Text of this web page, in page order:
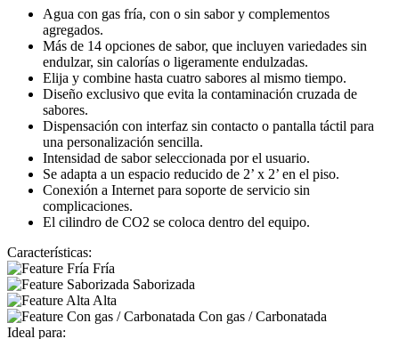
Agua con gas fría, con o sin sabor y complementos
agregados.
Más de 14 opciones de sabor, que incluyen variedades sin
endulzar, sin calorías o ligeramente endulzadas.
Elija y combine hasta cuatro sabores al mismo tiempo.
Diseño exclusivo que evita la contaminación cruzada de
sabores.
Dispensación con interfaz sin contacto o pantalla táctil para
una personalización sencilla.
Intensidad de sabor seleccionada por el usuario.
Se adapta a un espacio reducido de 2’ x 2’ en el piso.
Conexión a Internet para soporte de servicio sin
complicaciones.
El cilindro de CO2 se coloca dentro del equipo.
Características:
Fría
Saborizada
Alta
Con gas / Carbonatada
Ideal para: